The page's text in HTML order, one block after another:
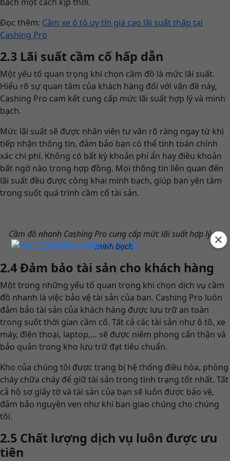
Đọc thêm: Cầm xe ô tô uy tín giá cao lãi suất thấp tại
Cashing Pro
2.3 Lãi suất cầm cố hấp dẫn
Một yếu tố quan trọng khi chọn cầm đồ là mức lãi suất.
Hiểu rõ sự quan tâm của khách hàng đối với vấn đề này,
Cashing Pro cam kết cung cấp mức lãi suất hợp lý và minh
bạch.
Mức lãi suất sẽ được nhân viên tư vấn rõ ràng ngay từ khi
tiếp nhận thông tin, đảm bảo bạn có thể tính toán chính
xác chi phí. Không có bất kỳ khoản phí ẩn hay điều khoản
bất ngờ nào trong hợp đồng. Mọi thông tin liên quan đến
lãi suất đều được công khai minh bạch, giúp bạn yên tâm
trong suốt quá trình cầm cố tài sản.
Cầm đồ nhanh Cashing Pro cung cấp mức lãi suất hợp lý và
minh bạch
2.4 Đảm bảo tài sản cho khách hàng
Một trong những yếu tố quan trọng khi chọn dịch vụ cầm
đồ nhanh là việc bảo vệ tài sản của bạn. Cashing Pro luôn
đảm bảo tài sản của khách hàng được lưu trữ an toàn
trong suốt thời gian cầm cố. Tất cả các tài sản như ô tô, xe
máy, điện thoại, laptop,… sẽ được niêm phong cẩn thận và
bảo quản trong kho lưu trữ đạt tiêu chuẩn.
Kho của chúng tôi được trang bị hệ thống điều hòa, phòng
cháy chữa cháy để giữ tài sản trong tình trạng tốt nhất. Tất
cả hồ sơ giấy tờ và tài sản của bạn sẽ luôn được bảo vệ,
đảm bảo nguyên vẹn như khi bạn giao chúng cho chúng
tôi.
2.5 Chất lượng dịch vụ luôn được ưu
tiên
×